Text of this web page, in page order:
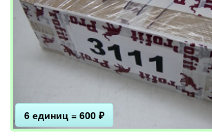
6 единиц = 600 ₽